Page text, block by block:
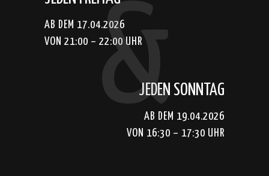
AB DEM 17.04.2026
VON 21:00 – 22:00 UHR
&JEDEN SONNTAG
AB DEM 19.04.2026
VON 16:30 – 17:30 UHR